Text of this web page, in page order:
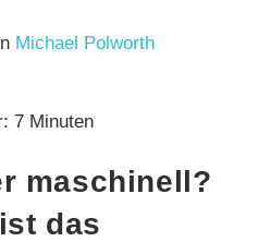
Michael Polworth
7 Minuten
maschinell?
das